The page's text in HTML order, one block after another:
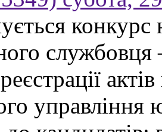
конкурс
службовця
управління